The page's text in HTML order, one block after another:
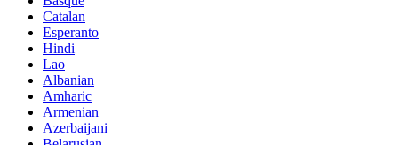
Catalan
Esperanto
Hindi
Lao
Albanian
Amharic
Armenian
Azerbaijani